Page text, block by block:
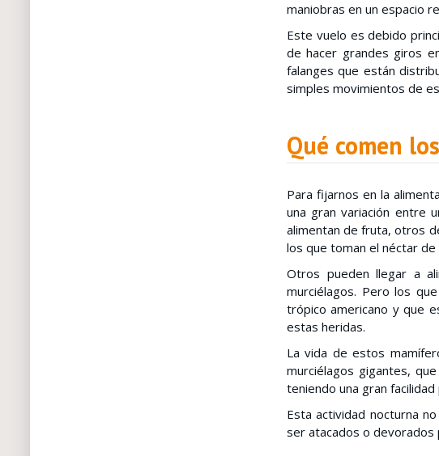
maniobras en un espacio
Este vuelo es debido
de hacer grandes giros
falanges que están
simples movimientos de
Qué comen
Para fijarnos en la
una gran variación entre
alimentan de fruta, otros
los que toman el néctar de
Otros pueden llegar a
murciélagos. Pero los
trópico americano y que
estas heridas.
La vida de estos
murciélagos gigantes,
teniendo una gran
Esta actividad nocturna
ser atacados o